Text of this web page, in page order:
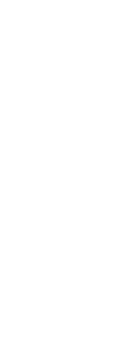
الإخباري
صدرت "نظرًا
ما يجعل
عملي أو فعّال
ونقل التقرير
أبلغن عائلاتهن
تنص على "أنه
كل رحلة طيارة
إلى أن
هذا النوع من
من الجانب